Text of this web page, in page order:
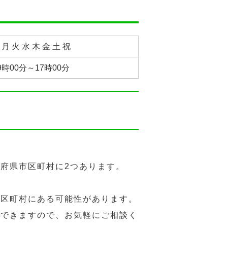
月 火 水 木 金 土 祝
00分～17時00分
県市区町村に2つあります。
町村にある可能性があります。
きますので、お気軽にご相談く